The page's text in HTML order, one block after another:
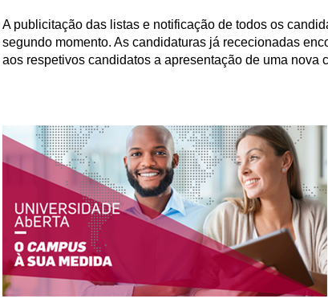
A publicitação das listas e notificação de todos os
segundo momento. As candidaturas já rececionadas
aos respetivos candidatos a apresentação de uma nova